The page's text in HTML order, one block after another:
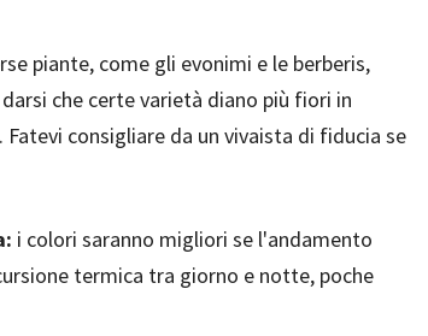
piante, come gli evonimi e le berberis,
che certe varietà diano più fiori in
consigliare da un vivaista di fiducia se
i colori saranno migliori se l'andamento
termica tra giorno e notte, poche